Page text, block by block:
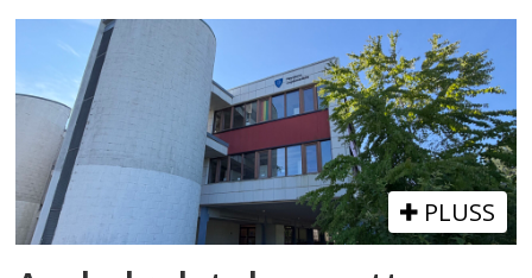
PLUSS